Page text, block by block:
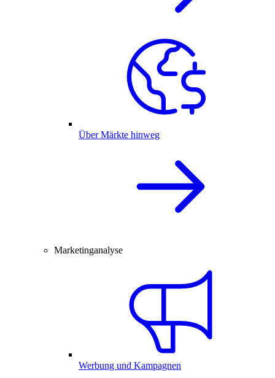
Über Märkte hinweg
Marketinganalyse
Werbung und Kampagnen